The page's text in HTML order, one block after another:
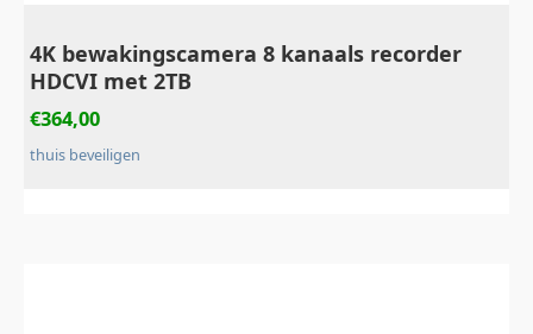
4K bewakingscamera 8 kanaals recorder
HDCVI met 2TB
€364,00
thuis beveiligen